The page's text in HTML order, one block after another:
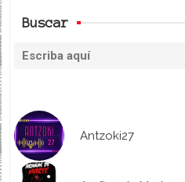
Buscar
Antzoki27